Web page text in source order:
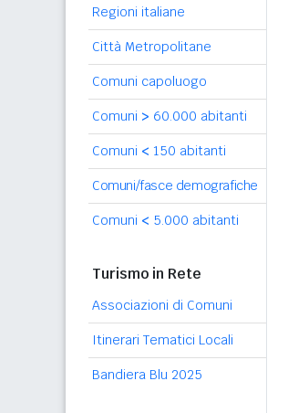
Regioni italiane
Città Metropolitane
Comuni capoluogo
Comuni > 60.000 abitanti
Comuni < 150 abitanti
Comuni/fasce demografiche
Comuni < 5.000 abitanti
Turismo in Rete
Associazioni di Comuni
Itinerari Tematici Locali
Bandiera Blu 2025